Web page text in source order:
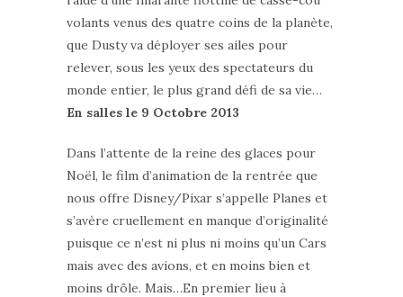
volants venus des quatre coins de la planète,
que Dusty va déployer ses ailes pour
relever, sous les yeux des spectateurs du
monde entier, le plus grand défi de sa vie…
En salles le 9 Octobre 2013
Dans l’attente de la reine des glaces pour
Noël, le film d’animation de la rentrée que
nous offre Disney/Pixar s’appelle Planes et
s’avère cruellement en manque d’originalité
puisque ce n’est ni plus ni moins qu’un Cars
mais avec des avions, et en moins bien et
moins drôle. Mais…En premier lieu à